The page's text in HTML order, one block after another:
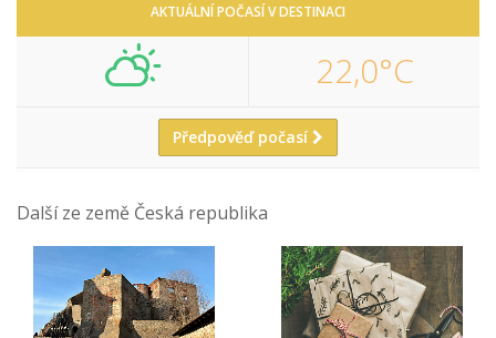
AKTUÁLNÍ POČASÍ V DESTINACI
22,0°C
Předpověď počasí
Další ze země Česká republika